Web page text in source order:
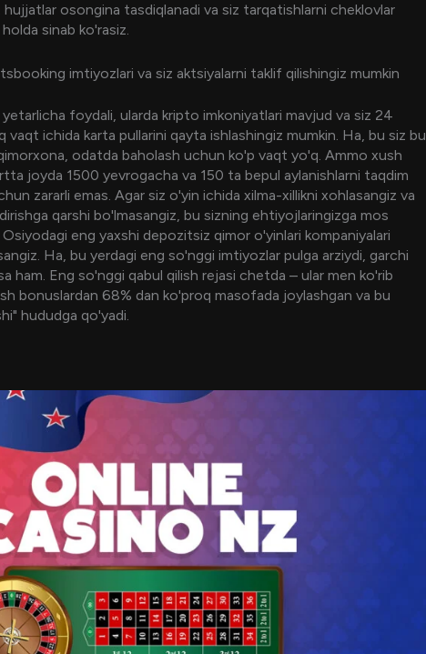
osongina tasdiqlanadi va siz tarqatishlarni cheklovlar
sinab ko'rasiz.
imtiyozlari va siz aktsiyalarni taklif qilishingiz mumkin
foydali, ularda kripto imkoniyatlari mavjud va siz 24
vaqt ichida karta pullarini qayta ishlashingiz mumkin. Ha, bu siz bu
odatda baholash uchun ko'p vaqt yo'q. Ammo xush
joyda 1500 yevrogacha va 150 ta bepul aylanishlarni taqdim
zararli emas. Agar siz o'yin ichida xilma-xillikni xohlasangiz va
qarshi bo'lmasangiz, bu sizning ehtiyojlaringizga mos
eng yaxshi depozitsiz qimor o'yinlari kompaniyalari
Ha, bu yerdagi eng so'nggi imtiyozlar pulga arziydi, garchi
ham. Eng so'nggi qabul qilish rejasi chetda – ular men ko'rib
bonuslardan 68% dan ko'proq masofada joylashgan va bu
hududga qo'yadi.